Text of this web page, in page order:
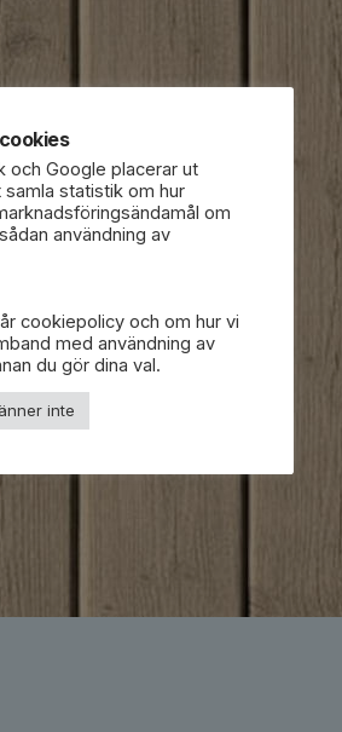
och Google placerar ut
statistik om hur
om
användning av
cookiepolicy och om hur vi
med användning av
du gör dina val.
inte